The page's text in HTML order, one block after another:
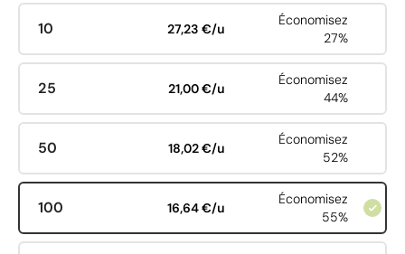
10 27,23 €/u
Économisez
27%
25 21,00 €/u
Économisez
44%
50 18,02 €/u
Économisez
52%
100 16,64 €/u
Économisez
55%